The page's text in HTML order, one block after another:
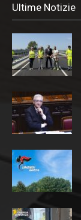
Ultime Notizie